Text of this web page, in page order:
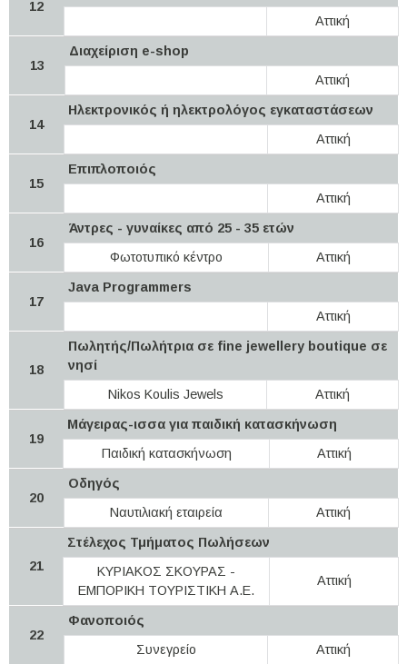
12
Αττική
13
Διαχείριση e-shop
Αττική
14
Ηλεκτρονικός ή ηλεκτρολόγος εγκαταστάσεων
Αττική
15
Επιπλοποιός
Αττική
16
Άντρες - γυναίκες από 25 - 35 ετών
Φωτοτυπικό κέντρο
Αττική
17
Java Programmers
Αττική
18
Πωλητής/Πωλήτρια σε fine jewellery boutique σε
νησί
Nikos Koulis Jewels
Αττική
19
Μάγειρας-ισσα για παιδική κατασκήνωση
Παιδική κατασκήνωση
Αττική
20
Οδηγός
Ναυτιλιακή εταιρεία
Αττική
21
Στέλεχος Τμήματος Πωλήσεων
ΚΥΡΙΑΚΟΣ ΣΚΟΥΡΑΣ -
ΕΜΠΟΡΙΚΗ ΤΟΥΡΙΣΤΙΚΗ Α.Ε.
Αττική
22
Φανοποιός
Συνεγρείο
Αττική